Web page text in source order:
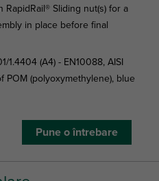
Sliding nut(s) for a
in place before final
1.4404 (A4) - EN10088, AISI
POM (polyoxymethylene), blue
Pune o întrebare